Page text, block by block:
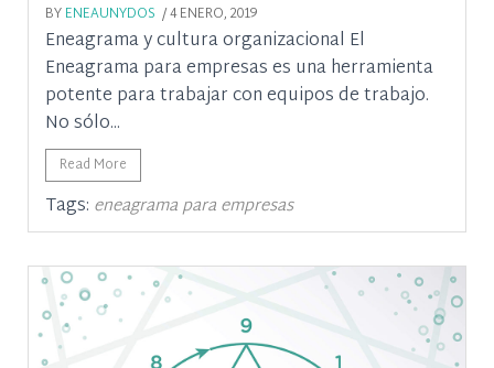
BYENEAUNYDOS / 4 ENERO, 2019
Eneagrama y cultura organizacional El
Eneagrama para empresas es una herramienta
potente para trabajar con equipos de trabajo.
No sólo...
Read More
Tags: eneagrama para empresas